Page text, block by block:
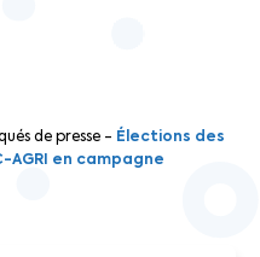
de presse - Élections des
AGRI en campagne